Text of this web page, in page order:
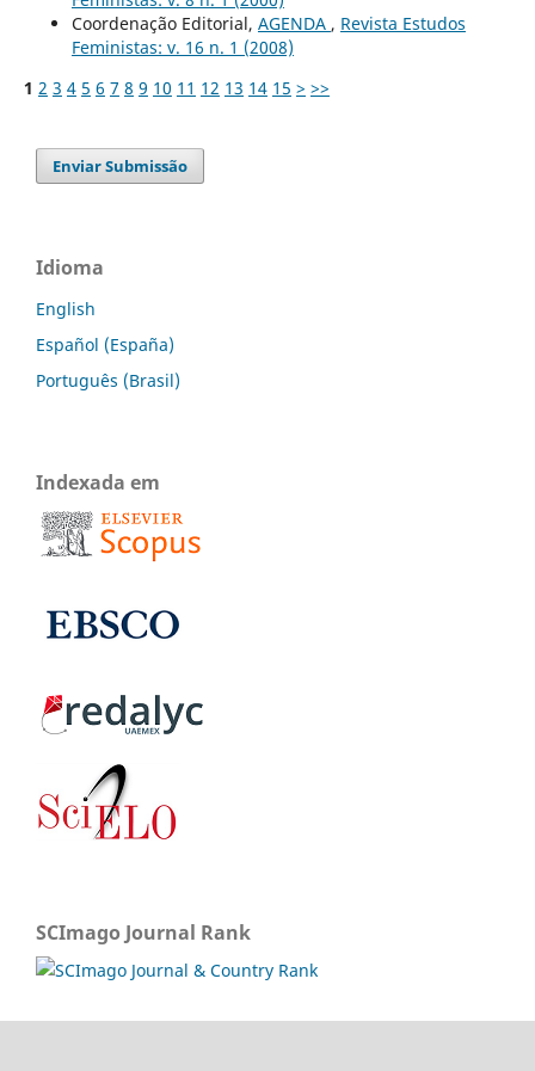
Coordenação Editorial, AGENDA , Revista Estudos
Feministas: v. 16 n. 1 (2008)
1 2 3 4 5 6 7 8 9 10 11 12 13 14 15 > >>
Enviar Submissão
Idioma
English
Español (España)
Português (Brasil)
Indexada em
SCImago Journal Rank